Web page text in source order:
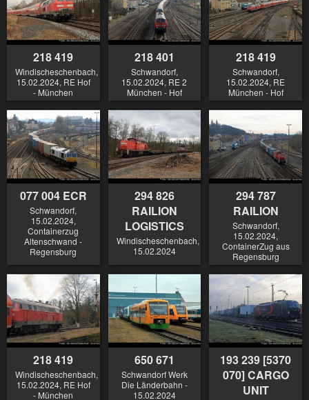
218 419
Windischeschenbach,
15.02.2024, RE Hof
- München
218 401
Schwandorf,
15.02.2024, RE 2
München - Hof
218 419
Schwandorf,
15.02.2024, RE
München - Hof
077 004 ECR
Schwandorf,
15.02.2024,
Containerzug
Altenschwand -
Regensburg
294 826
RAILION
LOGISTICS
Windischeschenbach,
15.02.2024
294 787
RAILION
Schwandorf,
15.02.2024,
ContainerZug aus
Regensburg
218 419
Windischeschenbach,
15.02.2024, RE Hof
- München
650 671
Schwandorf Werk
Die Länderbahn -
15.02.2024
193 239 [5370
070] CARGO
UNIT